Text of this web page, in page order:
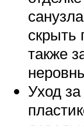
скрыть
также
Уход